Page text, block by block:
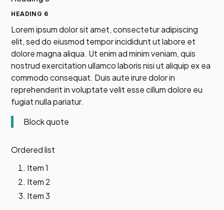
HEADING 6
Lorem ipsum dolor sit amet, consectetur adipiscing
elit, sed do eiusmod tempor incididunt ut labore et
dolore magna aliqua. Ut enim ad minim veniam, quis
nostrud exercitation ullamco laboris nisi ut aliquip ex ea
commodo consequat. Duis aute irure dolor in
reprehenderit in voluptate velit esse cillum dolore eu
fugiat nulla pariatur.
Block quote
Ordered list
Item 1
Item 2
Item 3